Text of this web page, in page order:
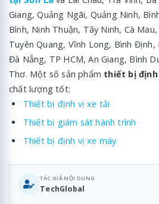
Giang, Quảng Ngãi, Quảng Ninh,
Bình, Ninh Thuận, Tây Ninh, Cà
Tuyên Quang, Vĩnh Long, Bình
Đà Nẵng, TP HCM, An Giang, Bình
Thơ. Một số sản phẩm thiết bị
chất lượng tốt:
Thiết bị định vị xe tải
Thiết bị giám sát hành trình
Thiết bị định vị xe máy
TÁC GIẢ NỘI DUNG
TechGlobal